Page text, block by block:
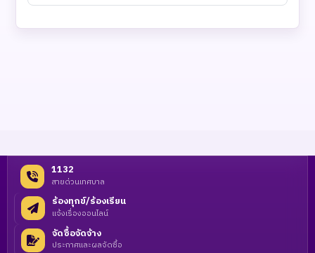
1132
สายด่วนเทศบาล
ร้องทุกข์/ร้องเรียน
แจ้งเรื่องออนไลน์
จัดซื้อจัดจ้าง
ประกาศและผลจัดซื้อ